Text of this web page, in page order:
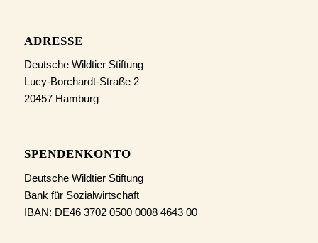
ADRESSE
Deutsche Wildtier Stiftung
Lucy-Borchardt-Straße 2
20457 Hamburg
SPENDENKONTO
Deutsche Wildtier Stiftung
Bank für Sozialwirtschaft
IBAN: DE46 3702 0500 0008 4643 00